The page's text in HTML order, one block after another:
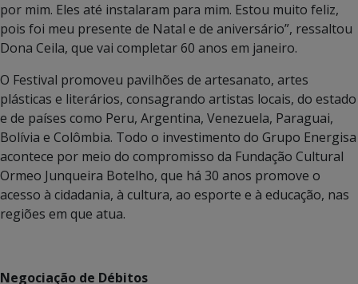
por mim. Eles até instalaram para mim. Estou muito feliz,
pois foi meu presente de Natal e de aniversário”, ressaltou
Dona Ceila, que vai completar 60 anos em janeiro.
O Festival promoveu pavilhões de artesanato, artes
plásticas e literários, consagrando artistas locais, do estado
e de países como Peru, Argentina, Venezuela, Paraguai,
Bolívia e Colômbia. Todo o investimento do Grupo Energisa
acontece por meio do compromisso da Fundação Cultural
Ormeo Junqueira Botelho, que há 30 anos promove o
acesso à cidadania, à cultura, ao esporte e à educação, nas
regiões em que atua.
Negociação de Débitos